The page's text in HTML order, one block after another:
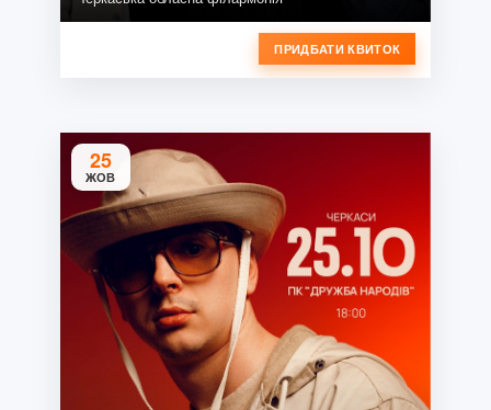
ПРИДБАТИ КВИТОК
25
ЖОВ